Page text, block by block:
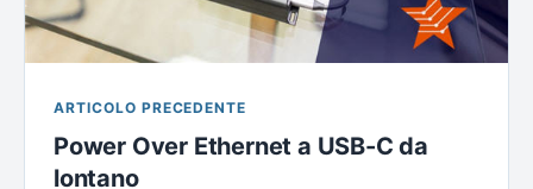
ARTICOLO PRECEDENTE
Power Over Ethernet a USB-C da
lontano